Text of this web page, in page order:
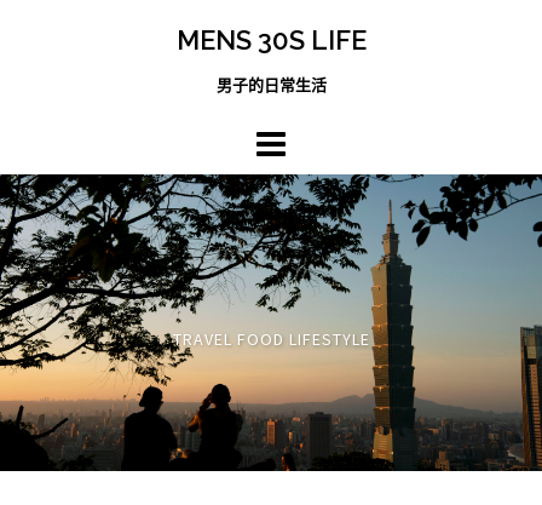
MENS 30S LIFE
男子的日常生活
TRAVEL FOOD LIFESTYLE